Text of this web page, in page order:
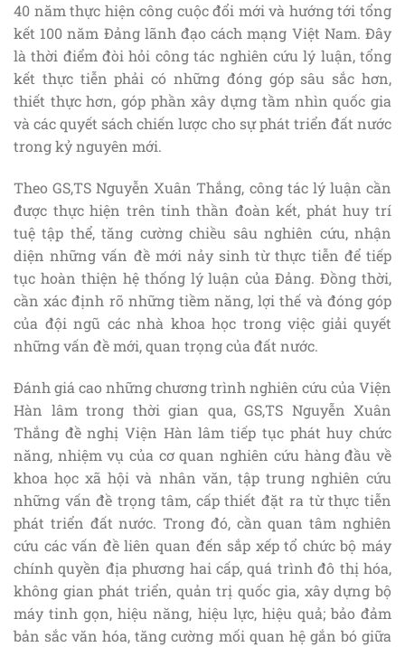
40 năm thực hiện công cuộc đổi mới và hướng tới tổng
kết 100 năm Đảng lãnh đạo cách mạng Việt Nam. Đây
là thời điểm đòi hỏi công tác nghiên cứu lý luận, tổng
kết thực tiễn phải có những đóng góp sâu sắc hơn,
thiết thực hơn, góp phần xây dựng tầm nhìn quốc gia
và các quyết sách chiến lược cho sự phát triển đất nước
trong kỷ nguyên mới.
Theo GS,TS Nguyễn Xuân Thắng, công tác lý luận cần
được thực hiện trên tinh thần đoàn kết, phát huy trí
tuệ tập thể, tăng cường chiều sâu nghiên cứu, nhận
diện những vấn đề mới nảy sinh từ thực tiễn để tiếp
tục hoàn thiện hệ thống lý luận của Đảng. Đồng thời,
cần xác định rõ những tiềm năng, lợi thế và đóng góp
của đội ngũ các nhà khoa học trong việc giải quyết
những vấn đề mới, quan trọng của đất nước.
Đánh giá cao những chương trình nghiên cứu của Viện
Hàn lâm trong thời gian qua, GS,TS Nguyễn Xuân
Thắng đề nghị Viện Hàn lâm tiếp tục phát huy chức
năng, nhiệm vụ của cơ quan nghiên cứu hàng đầu về
khoa học xã hội và nhân văn, tập trung nghiên cứu
những vấn đề trọng tâm, cấp thiết đặt ra từ thực tiễn
phát triển đất nước. Trong đó, cần quan tâm nghiên
cứu các vấn đề liên quan đến sắp xếp tổ chức bộ máy
chính quyền địa phương hai cấp, quá trình đô thị hóa,
không gian phát triển, quản trị quốc gia, xây dựng bộ
máy tinh gọn, hiệu năng, hiệu lực, hiệu quả; bảo đảm
bản sắc văn hóa, tăng cường mối quan hệ gắn bó giữa